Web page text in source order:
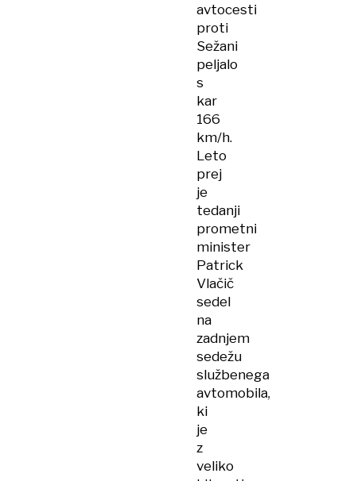
avtocesti
proti
Sežani
peljalo
s
kar
166
km/h.
Leto
prej
je
tedanji
prometni
minister
Patrick
Vlačič
sedel
na
zadnjem
sedežu
službenega
avtomobila,
ki
je
z
veliko